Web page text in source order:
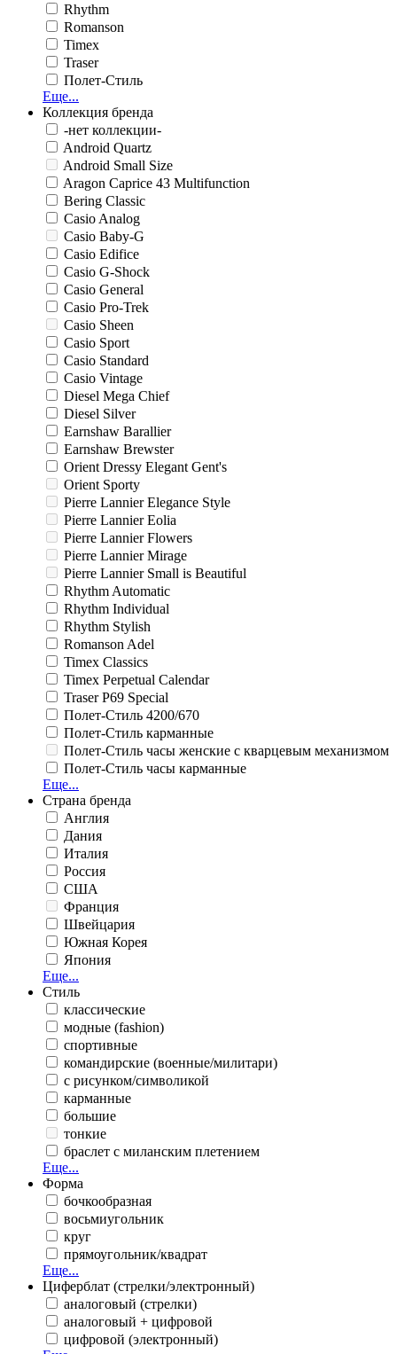
Rhythm
Romanson
Timex
Traser
Полет-Стиль
Еще...
Коллекция бренда
-нет коллекции-
Android Quartz
Android Small Size
Aragon Caprice 43 Multifunction
Bering Classic
Casio Analog
Casio Baby-G
Casio Edifice
Casio G-Shock
Casio General
Casio Pro-Trek
Casio Sheen
Casio Sport
Casio Standard
Casio Vintage
Diesel Mega Chief
Diesel Silver
Earnshaw Barallier
Earnshaw Brewster
Orient Dressy Elegant Gent's
Orient Sporty
Pierre Lannier Elegance Style
Pierre Lannier Eolia
Pierre Lannier Flowers
Pierre Lannier Mirage
Pierre Lannier Small is Beautiful
Rhythm Automatic
Rhythm Individual
Rhythm Stylish
Romanson Adel
Timex Classics
Timex Perpetual Calendar
Traser P69 Special
Полет-Стиль 4200/670
Полет-Стиль карманные
Полет-Стиль часы женские с кварцевым механизмом
Полет-Стиль часы карманные
Еще...
Страна бренда
Англия
Дания
Италия
Россия
США
Франция
Швейцария
Южная Корея
Япония
Еще...
Стиль
классические
модные (fashion)
спортивные
командирские (военные/милитари)
с рисунком/символикой
карманные
большие
тонкие
браслет с миланским плетением
Еще...
Форма
бочкообразная
восьмиугольник
круг
прямоугольник/квадрат
Еще...
Циферблат (стрелки/электронный)
аналоговый (стрелки)
аналоговый + цифровой
цифровой (электронный)